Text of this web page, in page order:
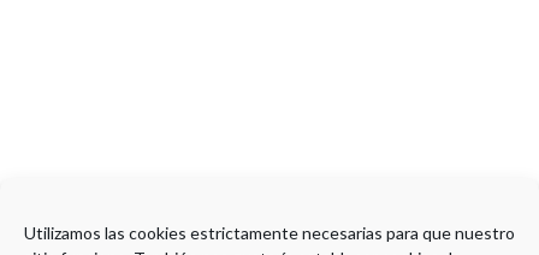
Utilizamos las cookies estrictamente necesarias para que nuestro